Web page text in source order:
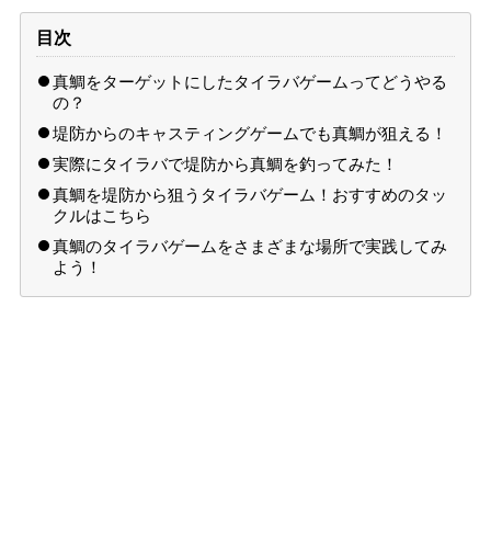
目次
真鯛をターゲットにしたタイラバゲームってどうやる
の？
堤防からのキャスティングゲームでも真鯛が狙える！
実際にタイラバで堤防から真鯛を釣ってみた！
真鯛を堤防から狙うタイラバゲーム！おすすめのタッ
クルはこちら
真鯛のタイラバゲームをさまざまな場所で実践してみ
よう！